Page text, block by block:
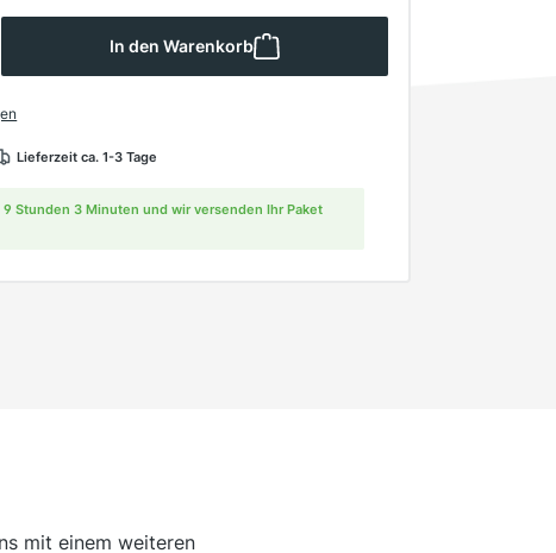
Gib den gewünschten Wert ein oder
In den Warenkorb
Lieferzeit ca. 1-3 Tage
Stunden 3 Minuten und wir versenden Ihr Paket
mit einem weiteren